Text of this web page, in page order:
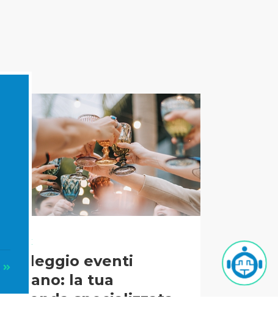
FIERE
Noleggio eventi
Milano: la tua
azienda specializzata